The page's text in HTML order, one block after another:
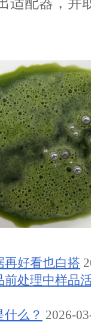
再好看也白搭
处理中样品
么？ 2026-